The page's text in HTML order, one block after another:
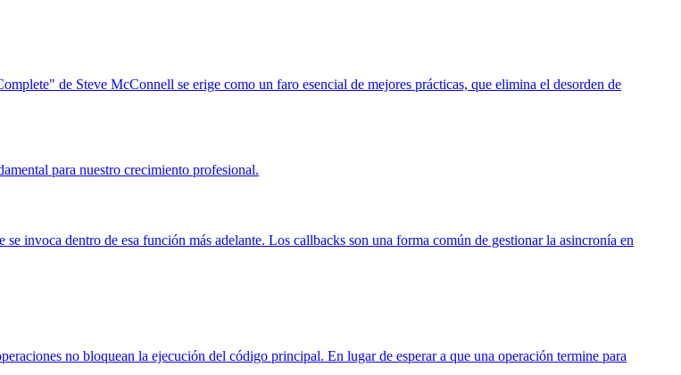
de Steve McConnell se erige como un faro esencial de mejores prácticas, que elimina el desorden de
para nuestro crecimiento profesional.
invoca dentro de esa función más adelante. Los callbacks son una forma común de gestionar la asincronía en
no bloquean la ejecución del código principal. En lugar de esperar a que una operación termine para